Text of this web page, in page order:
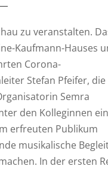
zu veranstalten.
Kaufmann-Hauses
Corona-
Stefan Pfeifer, die
Semra
den Kolleginnen ein
erfreuten Publikum
musikalische
In der ersten